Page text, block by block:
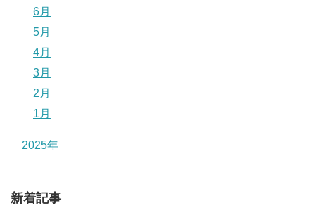
6月
5月
4月
3月
2月
1月
2025年
新着記事